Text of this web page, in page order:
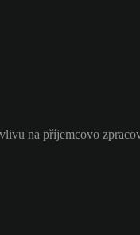
na příjemcovo